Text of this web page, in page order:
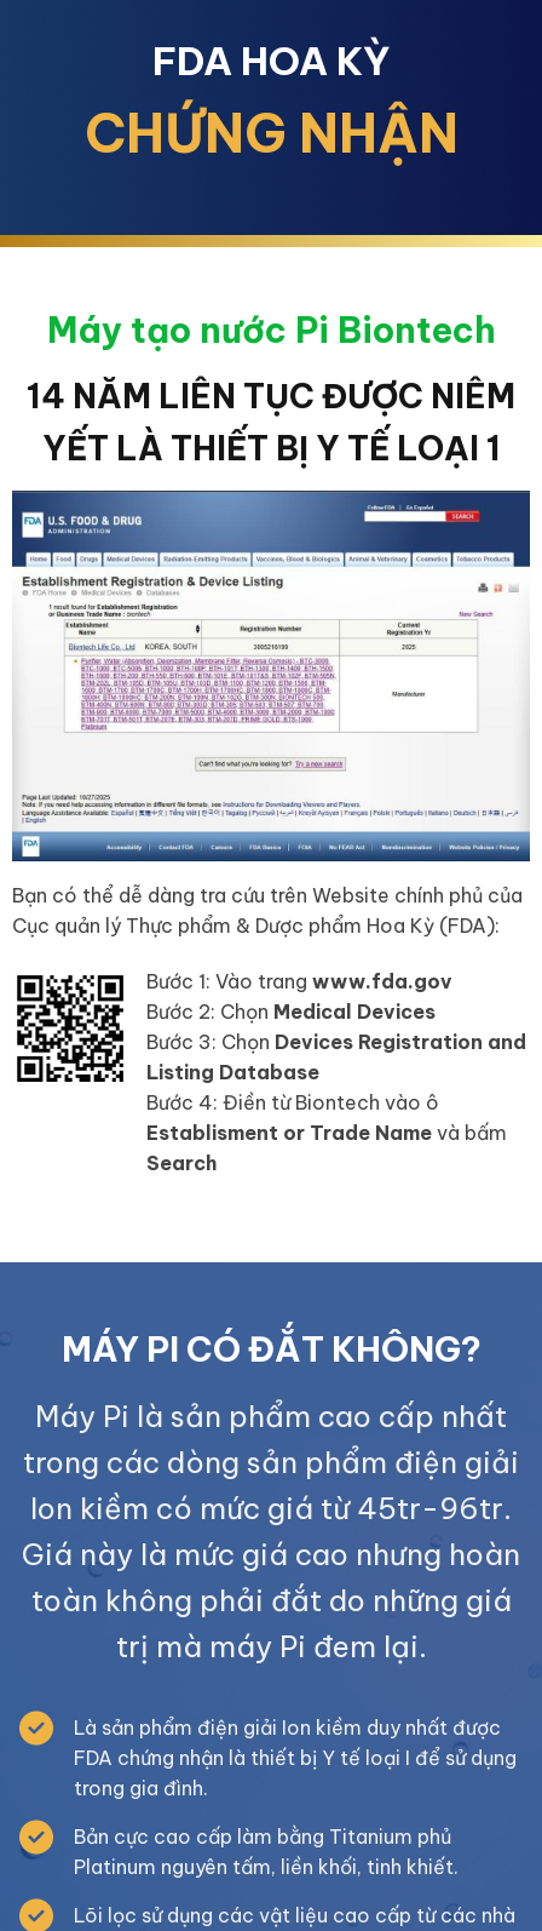
FDA HOA KỲ
CHỨNG NHẬN
Máy tạo nước Pi Biontech
14 NĂM LIÊN TỤC ĐƯỢC NIÊM
YẾT LÀ THIẾT BỊ Y TẾ LOẠI 1
Bạn có thể dễ dàng tra cứu trên Website chính phủ của
Cục quản lý Thực phẩm & Dược phẩm Hoa Kỳ (FDA):
Bước 1: Vào trang www.fda.gov
Bước 2: Chọn Medical Devices
Bước 3: Chọn Devices Registration and
Listing Database
Bước 4: Điền từ Biontech vào ô
Establisment or Trade Namevà bấm
Search
MÁY PI CÓ ĐẮT KHÔNG?
Máy Pi là sản phẩm cao cấp nhất
trong các dòng sản phẩm điện giải
Ion kiềm có mức giá từ 45tr-96tr.
Giá này là mức giá cao nhưng hoàn
toàn không phải đắt do những giá
trị mà máy Pi đem lại.
Là sản phẩm điện giải Ion kiềm duy nhất được
FDA chứng nhận là thiết bị Y tế loại I để sử dụng
trong gia đình.
Bản cực cao cấp làm bằng Titanium phủ
Platinum nguyên tấm, liền khối, tinh khiết.
Lõi lọc sử dụng các vật liệu cao cấp từ các nhà